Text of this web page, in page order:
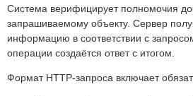
Система верифицирует полномочия
запрашиваемому объекту. Сервер
информацию в соответствии с
операции создаётся ответ с итогом.
Формат HTTP-запроса включает